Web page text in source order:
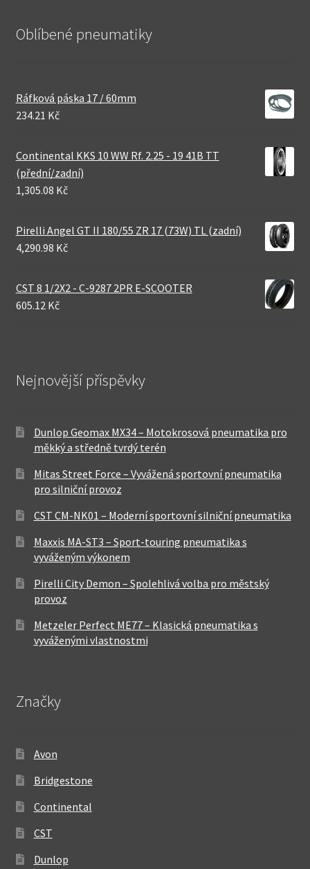
Oblíbené pneumatiky
Ráfková páska 17 / 60mm
234.21 Kč
Continental KKS 10 WW Rf. 2.25 - 19 41B TT
(přední/zadní)
1,305.08 Kč
Pirelli Angel GT II 180/55 ZR 17 (73W) TL (zadní)
4,290.98 Kč
CST 8 1/2X2 - C-9287 2PR E-SCOOTER
605.12 Kč
Nejnovější příspěvky
Dunlop Geomax MX34 – Motokrosová pneumatika pro
měkký a středně tvrdý terén
Mitas Street Force – Vyvážená sportovní pneumatika
pro silniční provoz
CST CM-NK01 – Moderní sportovní silniční pneumatika
Maxxis MA-ST3 – Sport-touring pneumatika s
vyváženým výkonem
Pirelli City Demon – Spolehlivá volba pro městský
provoz
Metzeler Perfect ME77 – Klasická pneumatika s
vyváženými vlastnostmi
Značky
Avon
Bridgestone
Continental
CST
Dunlop